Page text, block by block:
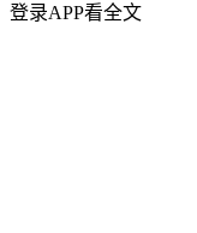
登录APP看全文